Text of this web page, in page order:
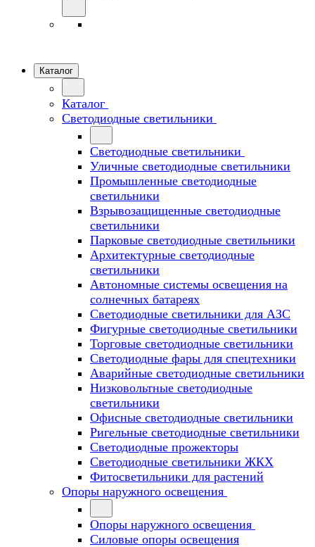
Каталог
Каталог
Светодиодные светильники
Светодиодные светильники
Уличные светодиодные светильники
Промышленные светодиодные
светильники
Взрывозащищенные светодиодные
светильники
Парковые светодиодные светильники
Архитектурные светодиодные
светильники
Автономные системы освещения на
солнечных батареях
Светодиодные светильники для АЗС
Фигурные светодиодные светильники
Торговые светодиодные светильники
Cветодиодные фары для спецтехники
Аварийные светодиодные светильники
Низковольтные светодиодные
светильники
Офисные светодиодные светильники
Ригельные светодиодные светильники
Светодиодные прожекторы
Светодиодные светильники ЖКХ
Фитосветильники для растений
Опоры наружного освещения
Опоры наружного освещения
Силовые опоры освещения